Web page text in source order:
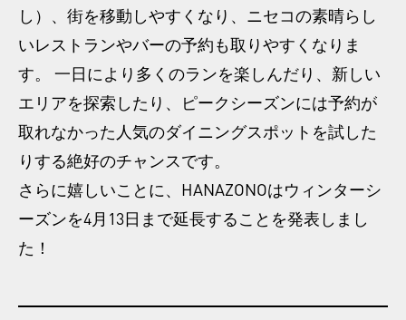
し）、街を移動しやすくなり、ニセコの素晴らし
いレストランやバーの予約も取りやすくなりま
す。 一日により多くのランを楽しんだり、新しい
エリアを探索したり、ピークシーズンには予約が
取れなかった人気のダイニングスポットを試した
りする絶好のチャンスです。
さらに嬉しいことに、HANAZONOはウィンターシ
ーズンを4月13日まで延長することを発表しまし
た！